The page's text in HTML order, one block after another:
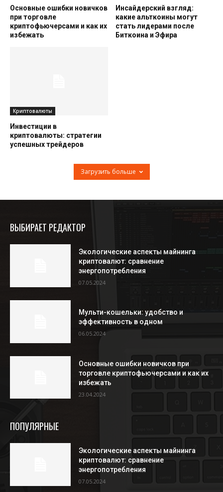
Основные ошибки новичков
при торговле
криптофьючерсами и как их
избежать
Инсайдерский взгляд:
какие альткоины могут
стать лидерами после
Биткоина и Эфира
Криптовалюты
Инвестиции в
криптовалюты: стратегии
успешных трейдеров
Загрузить больше
ВЫБИРАЕТ РЕДАКТОР
Экологические аспекты майнинга
криптовалют: сравнение
энергопотребления
07.05.2024
Мульти-кошельки: удобство и
эффективность в одном
06.05.2024
Основные ошибки новичков при
торговле криптофьючерсами и как их
избежать
23.04.2024
ПОПУЛЯРНЫЕ
Экологические аспекты майнинга
криптовалют: сравнение
энергопотребления
07.05.2024